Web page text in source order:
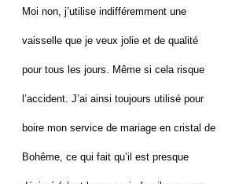
Moi non, j’utilise indifféremment une
vaisselle que je veux jolie et de qualité
pour tous les jours. Même si cela risque
l’accident. J’ai ainsi toujours utilisé pour
boire mon service de mariage en cristal de
Bohême, ce qui fait qu’il est presque